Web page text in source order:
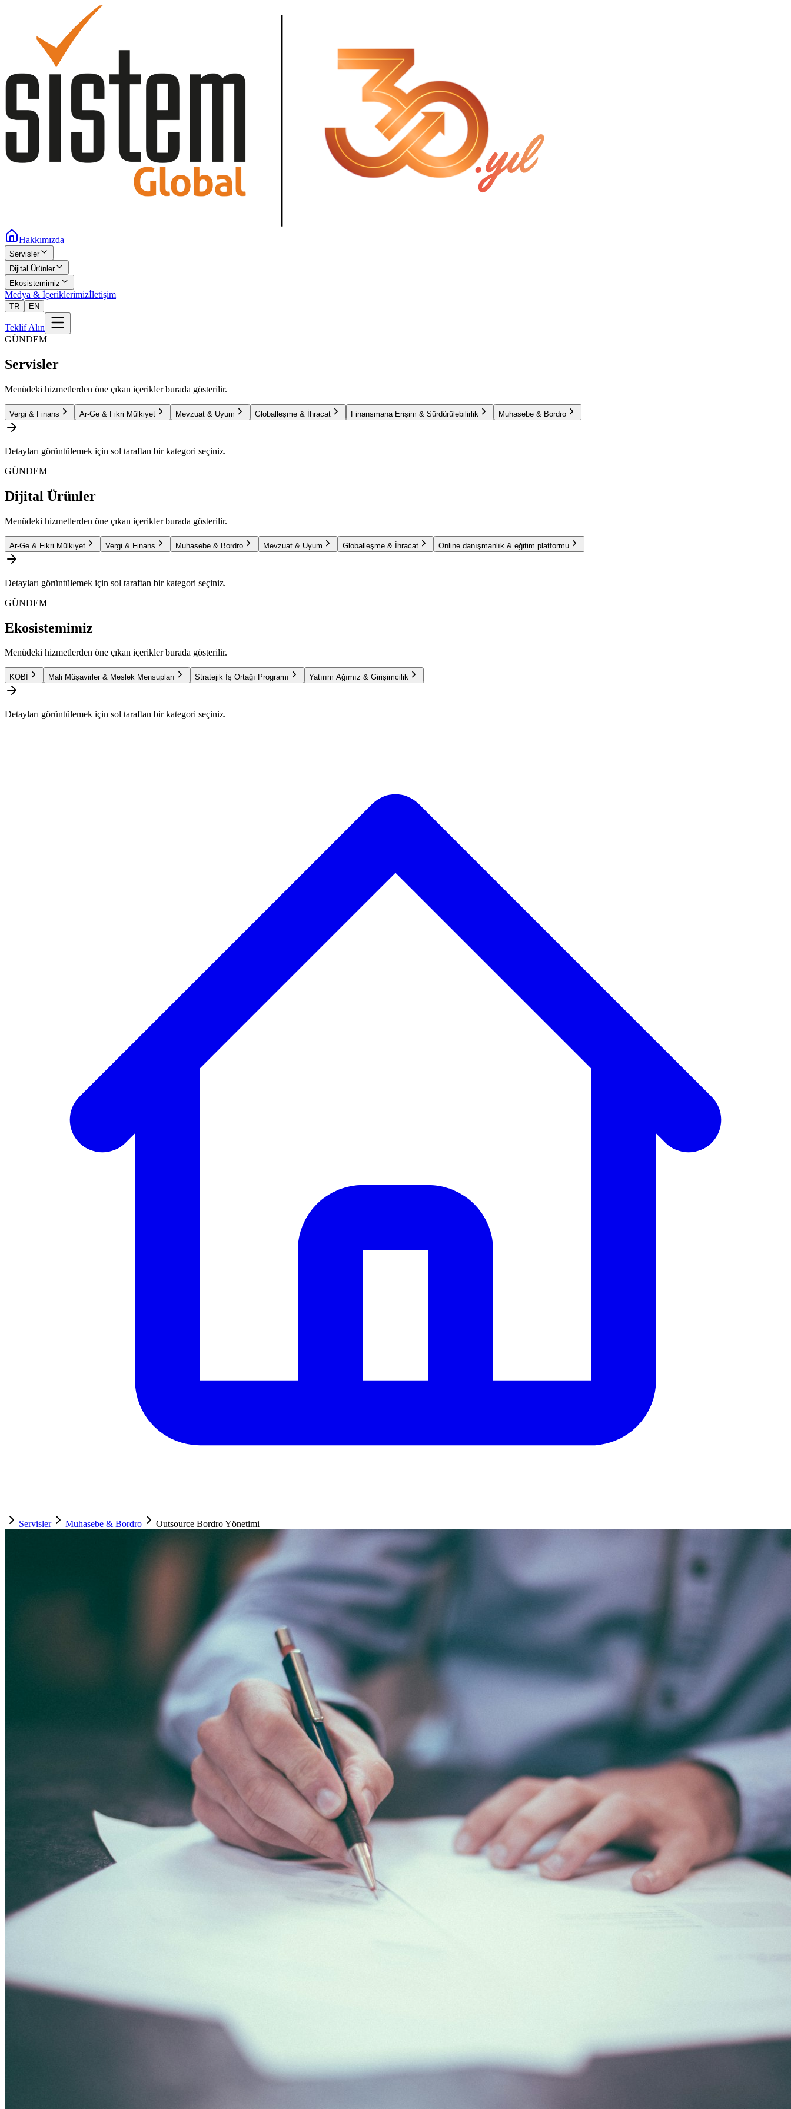
Hakkımızda
Servisler
Dijital Ürünler
Ekosistemimiz
Medya & İçeriklerimizİletişim
TR EN
Teklif Alın
GÜNDEM
Servisler
Menüdeki hizmetlerden öne çıkan içerikler burada gösterilir.
Vergi & Finans Ar-Ge & Fikri Mülkiyet Mevzuat & Uyum Globalleşme & İhracat Finansmana Erişim & Sürdürülebilirlik Muhasebe & Bordro
Detayları görüntülemek için sol taraftan bir kategori seçiniz.
GÜNDEM
Dijital Ürünler
Menüdeki hizmetlerden öne çıkan içerikler burada gösterilir.
Ar-Ge & Fikri Mülkiyet Vergi & Finans Muhasebe & Bordro Mevzuat & Uyum Globalleşme & İhracat Online danışmanlık & eğitim platformu
Detayları görüntülemek için sol taraftan bir kategori seçiniz.
GÜNDEM
Ekosistemimiz
Menüdeki hizmetlerden öne çıkan içerikler burada gösterilir.
KOBİ Mali Müşavirler & Meslek Mensupları Stratejik İş Ortağı Programı Yatırım Ağımız & Girişimcilik
Detayları görüntülemek için sol taraftan bir kategori seçiniz.
Servisler Muhasebe & Bordro Outsource Bordro Yönetimi